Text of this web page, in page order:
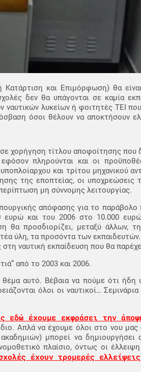
και Επιμόρφωση) θα
δεν θα υπάγονται σε καμία
λυκείων ή φοιτητές ΤΕΙ
όσοι θέλουν να αποκτήσουν
χορήγηση τίτλου αποφοίτησης που
πληρούνται και οι
και τρίτου μηχανικού
της εποπτείας, οι
μη σύννομης λειτουργίας.
απόφασης για το παράβολο
ευρώ και του 2006 στο 10.000
προσδιορίζει, μεταξύ άλλων, τη
ύλη, τα προσόντα των
ναυτική εκπαίδευση που θα
από το 2003 και 2006.
αυτό. Βέβαια να πούμε ότι ήδη
όλοι οι ναυτικοί…
εδώ έχουμε εκφράσει την
Απλά να έχουμε όλοι στο νου μας
μπορεί να δημιουργήσει
πλαίσιο, όντως οι έλλειψη
έχουν τρομερές